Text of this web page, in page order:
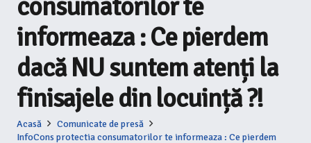
consumatorilor te
informeaza : Ce pierdem
dacă NU suntem atenți la
finisajele din locuință ?!
Acasă
Comunicate de presă
InfoCons protectia consumatorilor te informeaza : Ce pierdem